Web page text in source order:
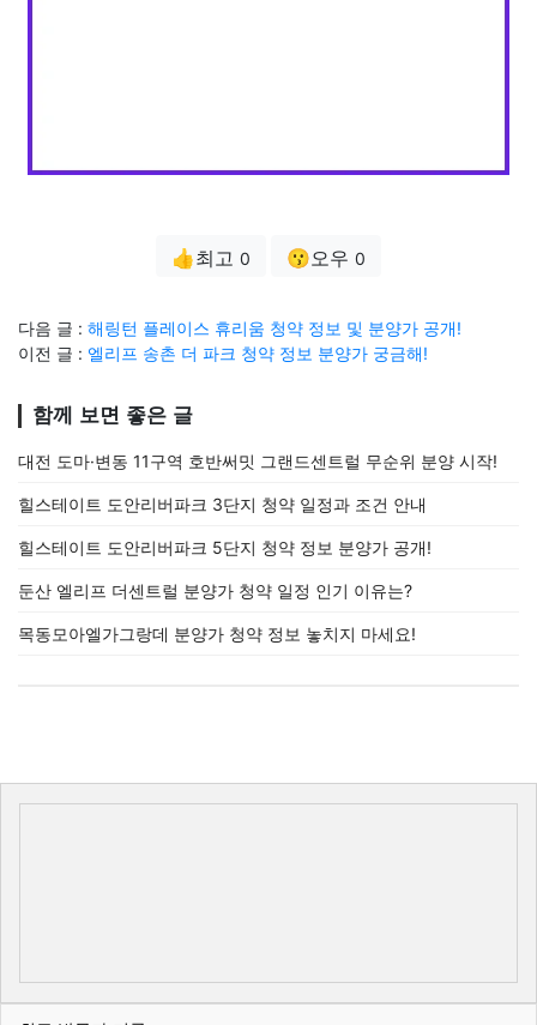
👍최고 0 😗오우 0
다음 글 : 해링턴 플레이스 휴리움 청약 정보 및 분양가 공개!
이전 글 : 엘리프 송촌 더 파크 청약 정보 분양가 궁금해!
함께 보면 좋은 글
대전 도마·변동 11구역 호반써밋 그랜드센트럴 무순위 분양 시작!
힐스테이트 도안리버파크 3단지 청약 일정과 조건 안내
힐스테이트 도안리버파크 5단지 청약 정보 분양가 공개!
둔산 엘리프 더센트럴 분양가 청약 일정 인기 이유는?
목동모아엘가그랑데 분양가 청약 정보 놓치지 마세요!